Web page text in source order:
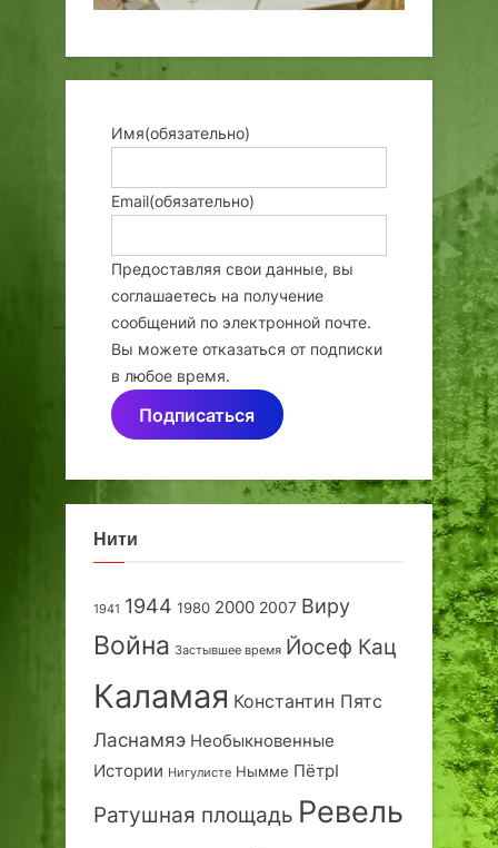
Имя(обязательно)
Email(обязательно)
Предоставляя свои данные, вы
соглашаетесь на получение
сообщений по электронной почте.
Вы можете отказаться от подписки
в любое время.
Подписаться
Нити
1941 1944 1980 2000 2007 Виру
Война Застывшее время Йосеф Кац
Каламая Константин Пятс
Ласнамяэ Необыкновенные
Истории Нигулисте Нымме ПётрI
Ратушная площадь Ревель